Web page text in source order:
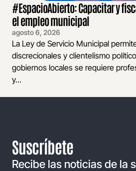
#EspacioAbierto: Capacitar y
el empleo municipal
agosto 6, 2026
La Ley de Servicio Municipal
discrecionales y clientelismo
gobiernos locales se requiere
y...
Suscríbete
Recibe las noticias de la